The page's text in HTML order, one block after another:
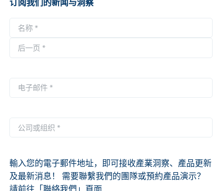
订阅我们的新闻与洞察
称
一
一
子
件
*
司
组
织
*
輸入您的電子郵件地址，即可接收產業洞察、產品更新
及最新消息！ 需要聯繫我們的團隊或預約產品演示？